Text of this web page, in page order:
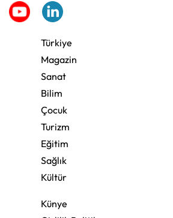
Türkiye
Magazin
Sanat
Bilim
Çocuk
Turizm
Eğitim
Sağlık
Kültür
Künye